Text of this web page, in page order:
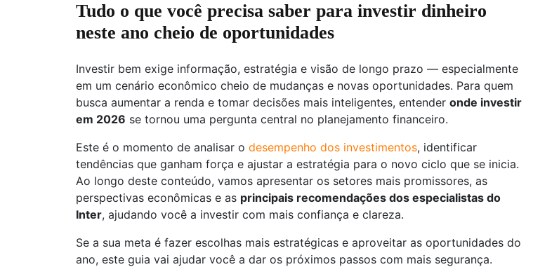
Tudo o que você precisa saber para investir dinheiro
neste ano cheio de oportunidades
Investir bem exige informação, estratégia e visão de longo prazo — especialmente
em um cenário econômico cheio de mudanças e novas oportunidades. Para quem
busca aumentar a renda e tomar decisões mais inteligentes, entender onde investir
em 2026 se tornou uma pergunta central no planejamento financeiro.
Este é o momento de analisar o desempenho dos investimentos, identificar
tendências que ganham força e ajustar a estratégia para o novo ciclo que se inicia.
Ao longo deste conteúdo, vamos apresentar os setores mais promissores, as
perspectivas econômicas e as principais recomendações dos especialistas do
Inter, ajudando você a investir com mais confiança e clareza.
Se a sua meta é fazer escolhas mais estratégicas e aproveitar as oportunidades do
ano, este guia vai ajudar você a dar os próximos passos com mais segurança.